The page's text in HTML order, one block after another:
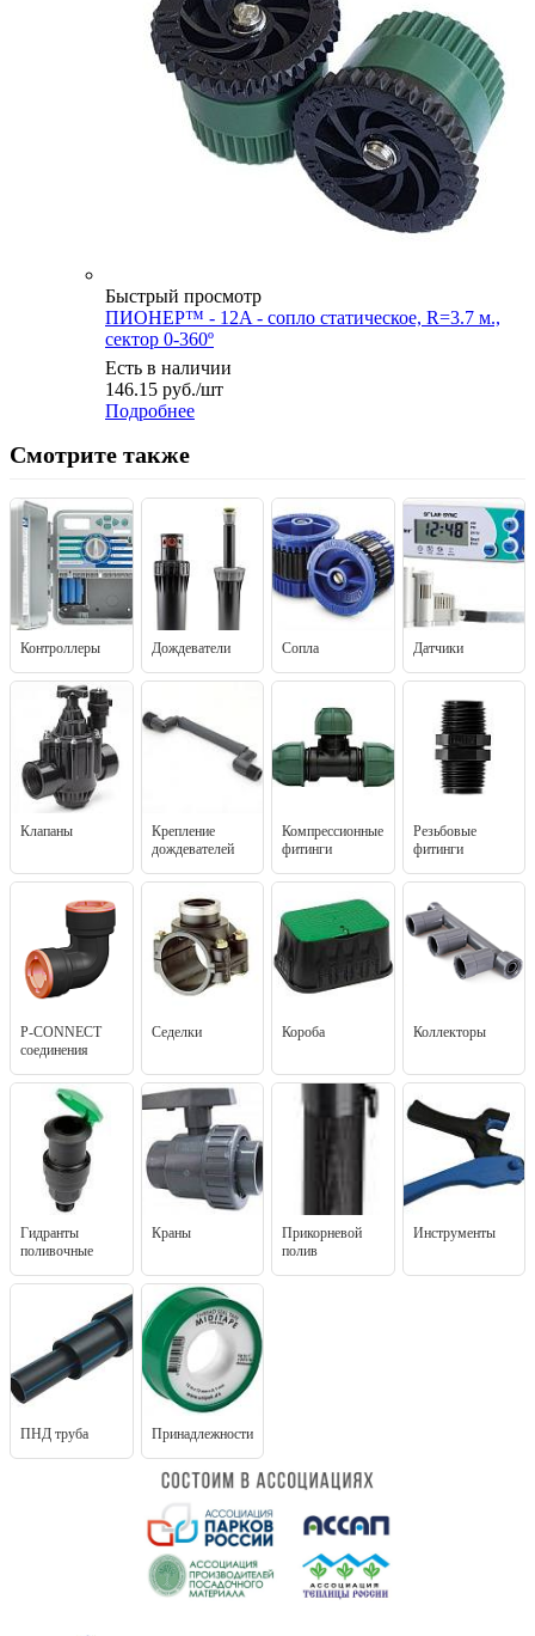
Быстрый просмотр
ПИОНЕР™ - 12A - сопло статическое, R=3.7 м.,
сектор 0-360º
Есть в наличии
146.15 руб./шт
Подробнее
Смотрите также
Контроллеры Дождеватели Сопла Датчики
Клапаны
Крепление
дождевателей
Компрессионные
фитинги
Резьбовые
фитинги
P-CONNECT
соединения
Седелки Короба Коллекторы
Гидранты
поливочные
Краны
Прикорневой
полив
Инструменты
ПНД труба Принадлежности